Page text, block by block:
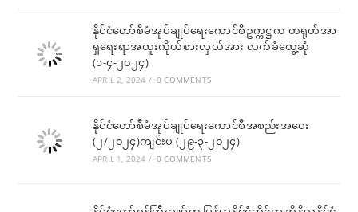
နိုင်ငံတော်စီမံအုပ်ချုပ်ရေးကောင်စီဥက္ကဋ္ဌက တရုတ်အာ
ရှရေးရာအထူးကိုယ်စားလှယ်အား လက်ခံတွေ့ဆုံ
(၁-၄-၂၀၂၄)
APRIL 2, 2024 / 0 COMMENTS
နိုင်ငံတော်စီမံအုပ်ချုပ်ရေးကောင်စီအစည်းအဝေး
(၂/၂၀၂၄)ကျင်းပ (၂၉-၃-၂၀၂၄)
APRIL 1, 2024 / 0 COMMENTS